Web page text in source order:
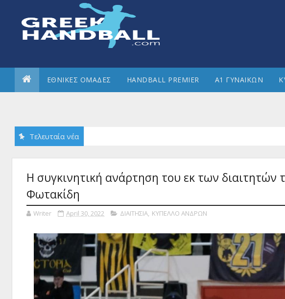
ΕΘΝΙΚΕΣ ΟΜΑΔΕΣ HANDBALL PREMIER Α1 ΓΥΝΑΙΚΩΝ
Τελευταία νέα
Η συγκινητική ανάρτηση του εκ των διαιτητών
Φωτακίδη
Writer April 30, 2022 ΔΙΑΙΤΗΣΙΑ, ΚΥΠΕΛΛΟ ΑΝΔΡΩΝ